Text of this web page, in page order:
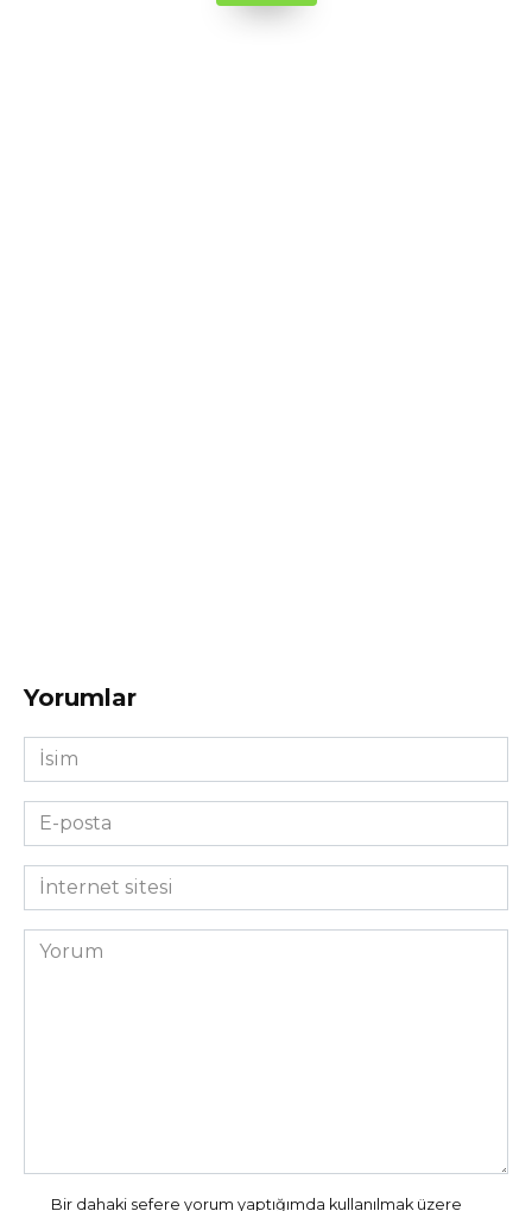
Yorumlar
İsim
*
E-
posta
*İnternet
sitesi
Yorum
Bir dahaki sefere yorum yaptığımda kullanılmak üzere